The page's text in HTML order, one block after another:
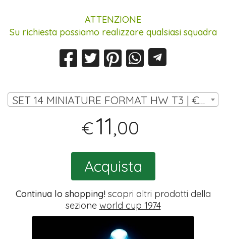
ATTENZIONE
Su richiesta possiamo realizzare qualsiasi squadra
SET 14 MINIATURE FORMAT HW T3 | € 11,00
€11,00
Acquista
Continua lo shopping!scopri altri prodotti della
sezione world cup 1974